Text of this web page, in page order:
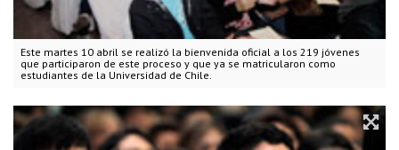
Este martes 10 abril se realizó la bienvenida oficial a los 219 jóvenes
que participaron de este proceso y que ya se matricularon como
estudiantes de la Universidad de Chile.